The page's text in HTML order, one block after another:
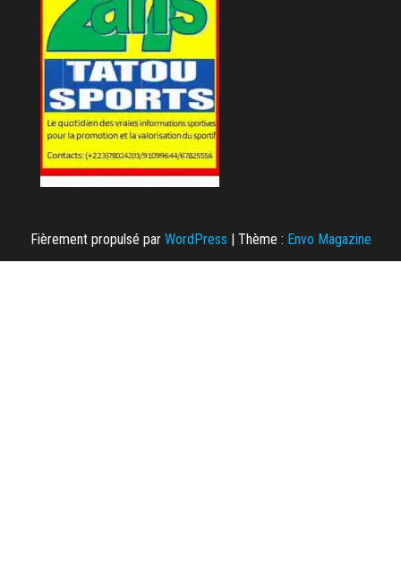
Fièrement propulsé par WordPress | Thème : Envo Magazine